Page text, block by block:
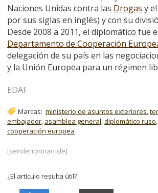
Naciones Unidas contra las Drogas y
por sus siglas en inglés) y con su
Desde 2008 a 2011, el diplomático fue
Departamento de Cooperación
delegación de su país en las
y la Unión Europea para un régimen
EDAF
Marcas: ministerio de asuntos exteriores
embajador, asamblea general,diplomático ruso,
cooperación europea
[senderrorinarticle]
¿El artículo resulta útil?